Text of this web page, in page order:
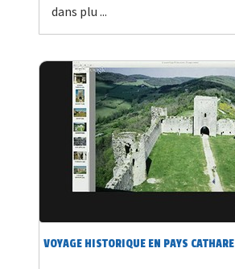
dans plu ...
VOYAGE HISTORIQUE EN PAYS CATHARE